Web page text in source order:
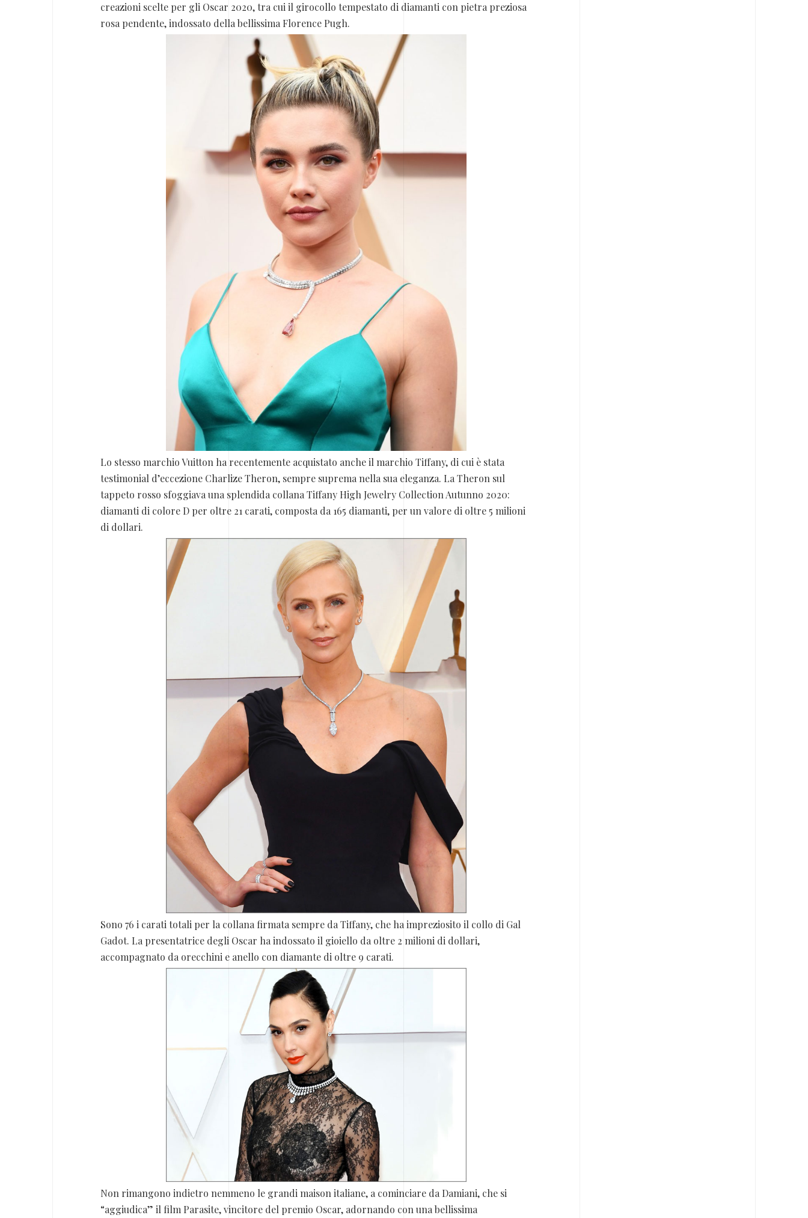
creazioni scelte per gli Oscar 2020, tra cui il girocollo tempestato di diamanti con pietra preziosa
rosa pendente, indossato della bellissima Florence Pugh.
Lo stesso marchio Vuitton ha recentemente acquistato anche il marchio Tiffany, di cui è stata
testimonial d’eccezione Charlize Theron, sempre suprema nella sua eleganza. La Theron sul
tappeto rosso sfoggiava una splendida collana Tiffany High Jewelry Collection Autunno 2020:
diamanti di colore D per oltre 21 carati, composta da 165 diamanti, per un valore di oltre 5 milioni
di dollari.
Sono 76 i carati totali per la collana firmata sempre da Tiffany, che ha impreziosito il collo di Gal
Gadot. La presentatrice degli Oscar ha indossato il gioiello da oltre 2 milioni di dollari,
accompagnato da orecchini e anello con diamante di oltre 9 carati.
Non rimangono indietro nemmeno le grandi maison italiane, a cominciare da Damiani, che si
“aggiudica” il film Parasite, vincitore del premio Oscar, adornando con una bellissima